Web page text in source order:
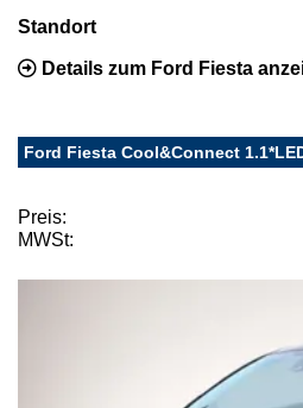
Standort
Details zum Ford Fiesta
Ford Fiesta Cool&Connect
Preis:
MWSt: